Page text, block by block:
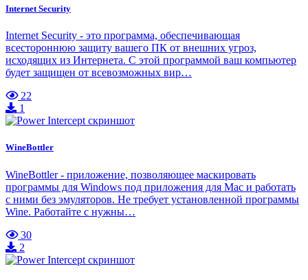
Internet Security
Internet Security - это программа, обеспечивающая
всестороннюю защиту вашего ПК от внешних угроз,
исходящих из Интернета. С этой программой ваш компьютер
будет защищен от всевозможных вир…
22
1
WineBottler
WineBottler - приложение, позволяющее маскировать
программы для Windows под приложения для Mac и работать
с ними без эмуляторов. Не требует установленной программы
Wine. Работайте с нужны…
30
2